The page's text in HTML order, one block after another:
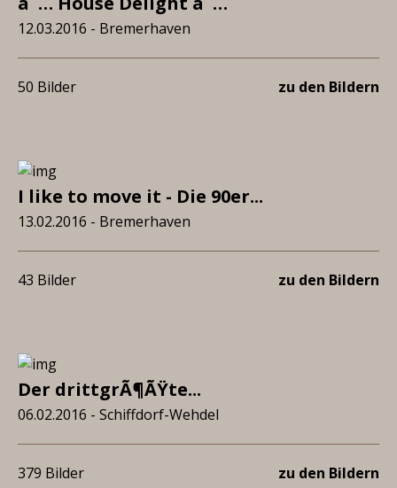
12.03.2016 - Bremerhaven
50 Bilder zu den Bildern
I like to move it - Die 90er...
13.02.2016 - Bremerhaven
43 Bilder zu den Bildern
Der drittgrÃ¶ÃŸte...
06.02.2016 - Schiffdorf-Wehdel
379 Bilder zu den Bildern